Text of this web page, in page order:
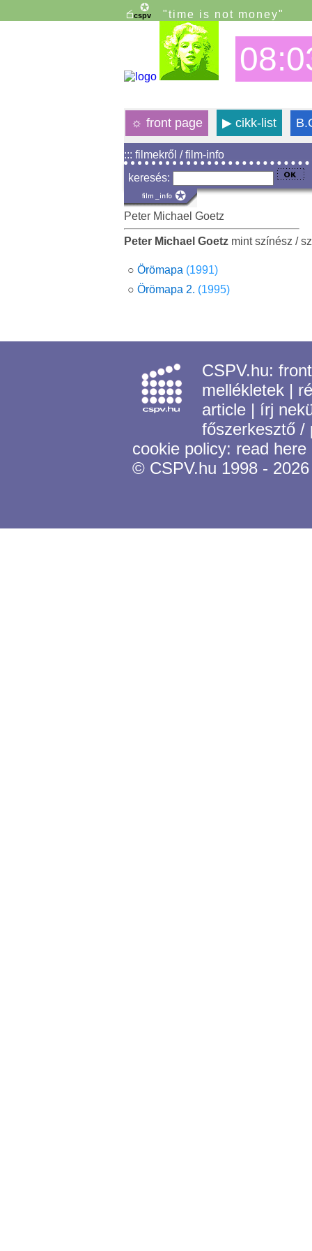
"time is not money"
☼ front page ▶cikk-list
::: filmekről / film-info
keresés:
Peter Michael Goetz
Peter Michael Goetzmint színész /
○ Örömapa (1991)
○ Örömapa 2. (1995)
CSPV.hu:
mellékletek |
article | írj
főszerkesztő
cookie policy: read here
© CSPV.hu 1998 - 2026